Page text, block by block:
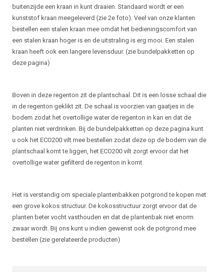
buitenzijde een kraan in kunt draaien. Standaard wordt er een
kunststof kraan meegeleverd (zie 2e foto). Veel van onze klanten
bestellen een stalen kraan mee omdat het bedieningscomfort van
een stalen kraan hoger is en de uitstraling is erg mooi. Een stalen
kraan heeft ook een langere levensduur. (zie bundelpakketten op
deze pagina)
Boven in deze regenton zit de plantschaal. Dit is een losse schaal die
in de regenton geklikt zit. De schaal is voorzien van gaatjes in de
bodem zodat het overtollige water de regenton in kan en dat de
planten niet verdrinken. Bij de bundelpakketten op deze pagina kunt
u ook het ECO200 vilt mee bestellen zodat deze op de bodem van de
plantschaal komt te liggen, het ECO200 vilt zorgt ervoor dat het
overtollige water gefilterd de regenton in komt.
Het is verstandig om speciale plantenbakken potgrond te kopen met
een grove kokos structuur. De kokosstructuur zorgt ervoor dat de
planten beter vocht vasthouden en dat de plantenbak niet enorm
zwaar wordt. Bij ons kunt u indien gewenst ook de potgrond mee
bestellen (zie gerelateerde producten)